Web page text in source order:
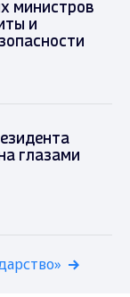
министров
и
глазами